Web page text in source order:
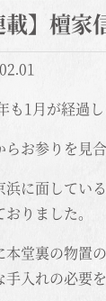
載】檀
も1月が経過
らお参りを見
浜に面してい
りました。
本堂裏の物置
手入れの必要